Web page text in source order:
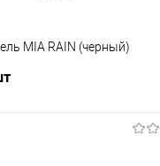
MIA RAIN (черный)